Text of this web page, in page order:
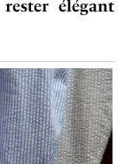
élégant